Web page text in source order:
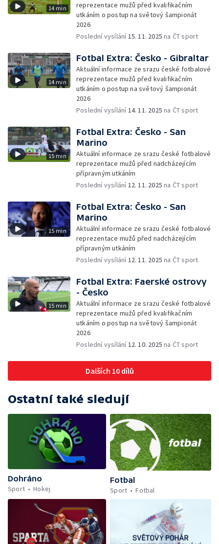
14 min
reprezentace mužů před kvalifikačním
utkáním o postup na světový šampionát
2026
Poslední vysílání15. 11. 2025 na ČT sport
14 min
Fotbal Extra: Česko - Gibraltar
Aktuální informace ze srazu české fotbalové
reprezentace mužů před kvalifikačním
utkáním o postup na světový šampionát
2026
Poslední vysílání14. 11. 2025 na ČT sport
15 min
Fotbal Extra: Česko - San
Marino
Aktuální informace ze srazu české fotbalové
reprezentace mužů před nadcházejícím
přípravným utkáním
Poslední vysílání12. 11. 2025 na ČT sport
15 min
Fotbal Extra: Česko - San
Marino
Aktuální informace ze srazu české fotbalové
reprezentace mužů před nadcházejícím
přípravným utkáním
Poslední vysílání12. 11. 2025 na ČT sport
15 min
Fotbal Extra: Faerské ostrovy
- Česko
Aktuální informace ze srazu české fotbalové
reprezentace mužů před kvalifikačním
utkáním o postup na světový šampionát
2026
Poslední vysílání12. 10. 2025 na ČT sport
Dalších 10 dílů
Ostatní také sledují
Dohráno
Sport
Hokej
Fotbal
Sport
Fotbal